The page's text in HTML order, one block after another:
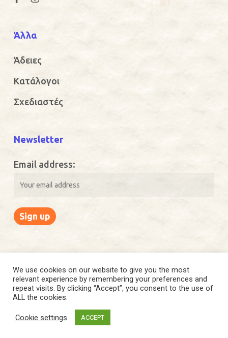
Άλλα
Άδειες
Κατάλογοι
Σχεδιαστές
Newsletter
Email address:
© 2026 EQVUS. Copyright © 2021 Eqvus. All rights reserved.
facebook
We use cookies on our website to give you the most
relevant experience by remembering your preferences and
repeat visits. By clicking “Accept”, you consent to the use of
ALL the cookies.
Cookie settings ACCEPT